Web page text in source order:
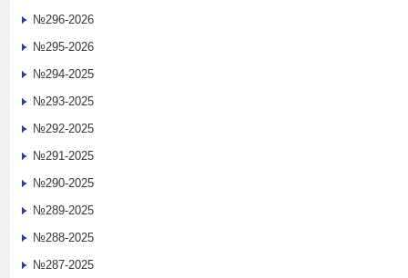
№296-2026
№295-2026
№294-2025
№293-2025
№292-2025
№291-2025
№290-2025
№289-2025
№288-2025
№287-2025